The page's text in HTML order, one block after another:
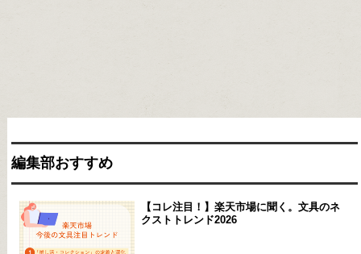
編集部おすすめ
【コレ注目！】楽天市場に聞く。文具のネ
クストトレンド2026